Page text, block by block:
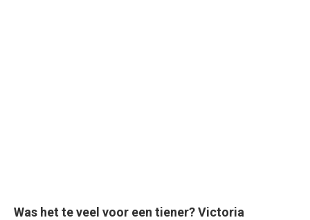
Was het te veel voor een tiener? Victoria